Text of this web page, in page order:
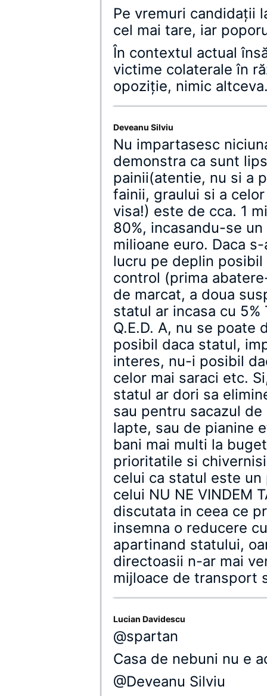
Pe vremuri candidaţii
cel mai tare, iar
În contextul actual
victime colaterale în
opoziţie, nimic
Deveanu Silviu
Nu impartasesc
demonstra ca sunt
painii(atentie, nu si a
fainii, graului si a
visa!) este de cca. 1
80%, incasandu-se
milioane euro. Daca
lucru pe deplin
control (prima
de marcat, a doua
statul ar incasa cu
Q.E.D. A, nu se poate
posibil daca statul,
interes, nu-i posibil
celor mai saraci etc.
statul ar dori sa
sau pentru sacazul
lapte, sau de pianine
bani mai multi la
prioritatile si
celui ca statul este
celui NU NE VINDEM
discutata in ceea ce
insemna o reducere
apartinand statului,
directoasii n-ar mai
mijloace de transport
Lucian Davidescu
@spartan
Casa de nebuni nu e
@Deveanu Silviu